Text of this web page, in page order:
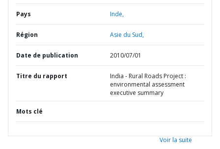
Pays Inde,
Région Asie du Sud,
Date de publication 2010/07/01
Titre du rapport
India - Rural Roads Project :
environmental assessment
executive summary
Mots clé
Voir la suite